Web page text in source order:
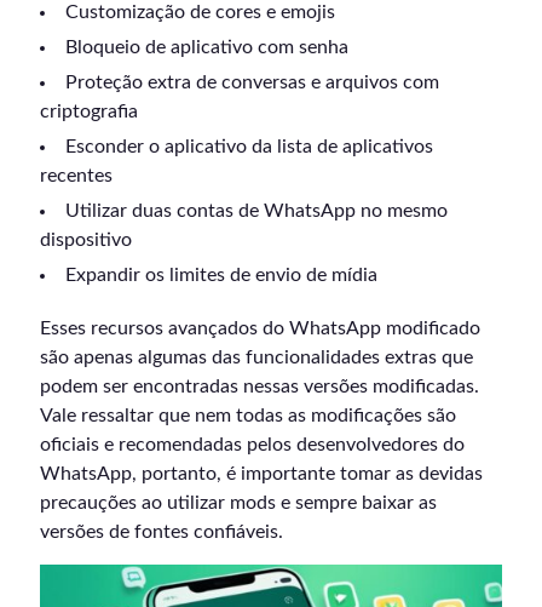
Customização de cores e emojis
Bloqueio de aplicativo com senha
Proteção extra de conversas e arquivos com
criptografia
Esconder o aplicativo da lista de aplicativos
recentes
Utilizar duas contas de WhatsApp no mesmo
dispositivo
Expandir os limites de envio de mídia
Esses recursos avançados do WhatsApp modificado
são apenas algumas das funcionalidades extras que
podem ser encontradas nessas versões modificadas.
Vale ressaltar que nem todas as modificações são
oficiais e recomendadas pelos desenvolvedores do
WhatsApp, portanto, é importante tomar as devidas
precauções ao utilizar mods e sempre baixar as
versões de fontes confiáveis.